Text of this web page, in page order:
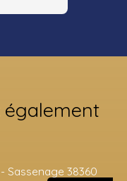
également